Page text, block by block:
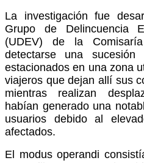
La investigación fue
Grupo de Delincuencia
(UDEV) de la
detectarse una
estacionados en una zona
viajeros que dejan allí sus
mientras realizan
habían generado una
usuarios debido al
afectados.
El modus operandi